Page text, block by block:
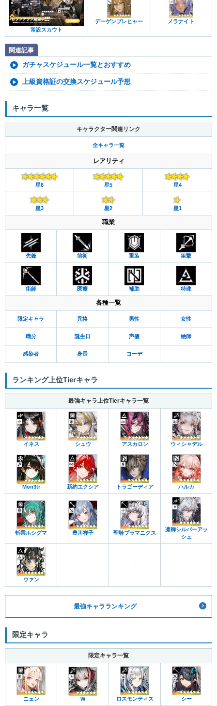
常設スカウト
デーゲンブレヒャー メラナイト
関連記事
ガチャスケジュール一覧とおすすめ
上級資格証の交換スケジュール予想
キャラ一覧
キャラクター関連リンク
全キャラ一覧
レアリティ
星6 星5 星4
星3 星2 星1
職業
先鋒 前衛 重装 狙撃
術師 医療 補助 特殊
各種一覧
限定キャラ 異格 男性 女性
職分 誕生日 声優 絵師
感染者 身長 コーデ -
ランキング上位Tierキャラ
最強キャラ上位Tierキャラ一覧
イネス シュウ アスカロン ウィシャデル
Mon3tr 新約エクシア トラゴーディア ハルカ
斬業ホシグマ 豊川祥子 聖聆プラマニクス
凛御シルバーアッ
シュ
ウァン
- - -
最強キャラランキング
限定キャラ
限定キャラ一覧
ニェン W ロスモンティス シー